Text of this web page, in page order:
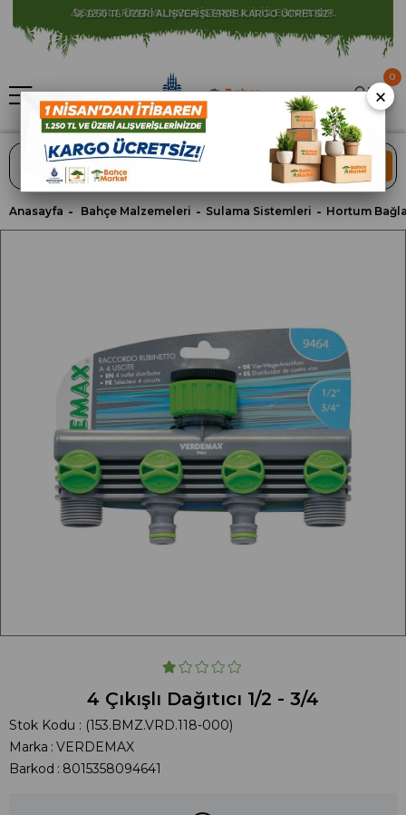
⚠️ SATIŞLARIMIZ YALNIZCA İSTANBUL İLİ İLE SINIRLIDIR.
ARA
0
Anasayfa Bahçe Malzemeleri Sulama Sistemleri Hortum
4 Çıkışlı Dağıtıcı 1/2 - 3/4
Stok Kodu
(153.BMZ.VRD.118-000)
Marka : VERDEMAX
Barkod : 8015358094641
×